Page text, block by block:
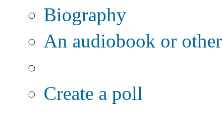
Biography
An audiobook or
Create a poll